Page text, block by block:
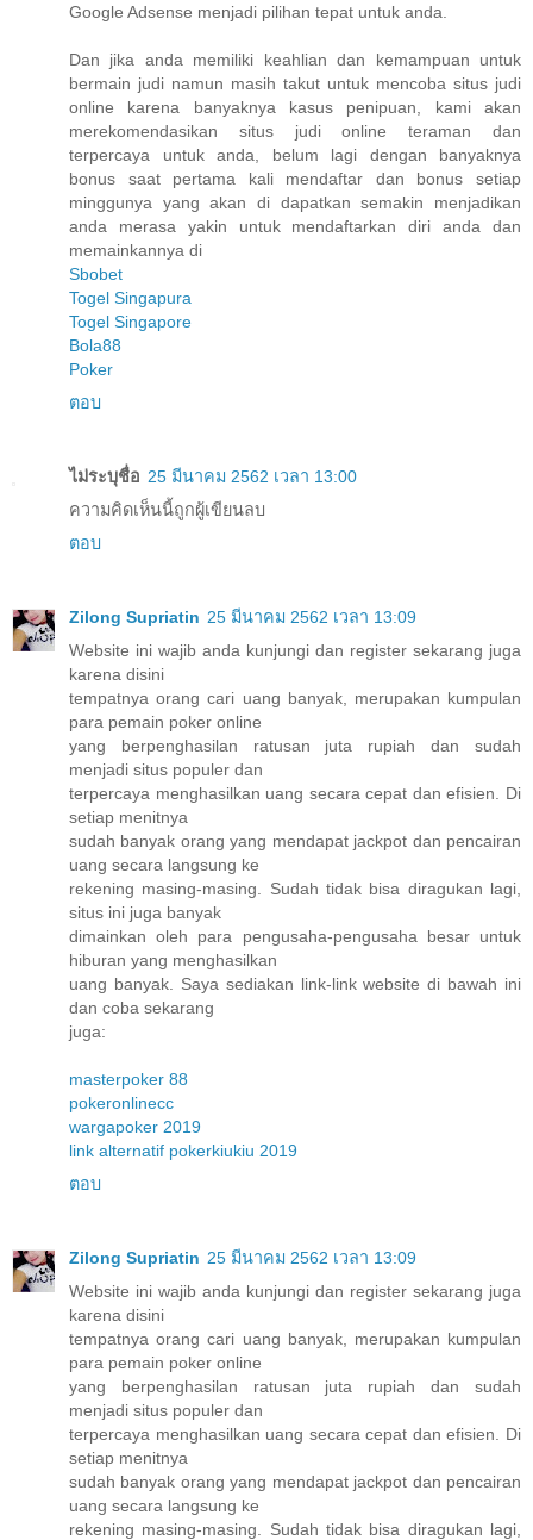
Google Adsense menjadi pilihan tepat untuk anda.
Dan jika anda memiliki keahlian dan kemampuan untuk
bermain judi namun masih takut untuk mencoba situs judi
online karena banyaknya kasus penipuan, kami akan
merekomendasikan situs judi online teraman dan
terpercaya untuk anda, belum lagi dengan banyaknya
bonus saat pertama kali mendaftar dan bonus setiap
minggunya yang akan di dapatkan semakin menjadikan
anda merasa yakin untuk mendaftarkan diri anda dan
memainkannya di
Sbobet
Togel Singapura
Togel Singapore
Bola88
Poker
ตอบ
ไม่ระบุชื่อ 25 มีนาคม 2562 เวลา 13:00
ความคิดเห็นนี้ถูกผู้เขียนลบ
ตอบ
Zilong Supriatin 25 มีนาคม 2562 เวลา 13:09
Website ini wajib anda kunjungi dan register sekarang juga
karena disini
tempatnya orang cari uang banyak, merupakan kumpulan
para pemain poker online
yang berpenghasilan ratusan juta rupiah dan sudah
menjadi situs populer dan
terpercaya menghasilkan uang secara cepat dan efisien. Di
setiap menitnya
sudah banyak orang yang mendapat jackpot dan pencairan
uang secara langsung ke
rekening masing-masing. Sudah tidak bisa diragukan lagi,
situs ini juga banyak
dimainkan oleh para pengusaha-pengusaha besar untuk
hiburan yang menghasilkan
uang banyak. Saya sediakan link-link website di bawah ini
dan coba sekarang
juga:
masterpoker 88
pokeronlinecc
wargapoker 2019
link alternatif pokerkiukiu 2019
ตอบ
Zilong Supriatin 25 มีนาคม 2562 เวลา 13:09
Website ini wajib anda kunjungi dan register sekarang juga
karena disini
tempatnya orang cari uang banyak, merupakan kumpulan
para pemain poker online
yang berpenghasilan ratusan juta rupiah dan sudah
menjadi situs populer dan
terpercaya menghasilkan uang secara cepat dan efisien. Di
setiap menitnya
sudah banyak orang yang mendapat jackpot dan pencairan
uang secara langsung ke
rekening masing-masing. Sudah tidak bisa diragukan lagi,